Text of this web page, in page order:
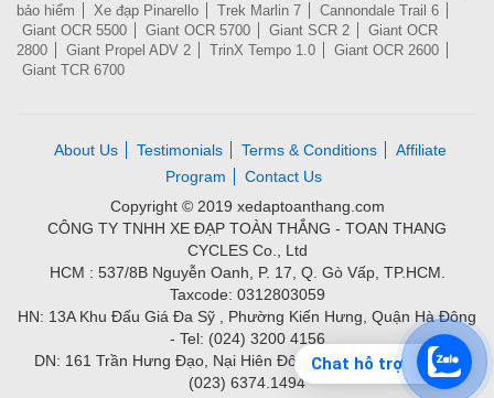
Chat hỗ trợ
bảo hiểm
Xe đạp Pinarello Trek Marlin 7
Cannondale Trail 6
Giant OCR 5500
Giant OCR 5700 Giant SCR 2
Giant OCR
2800
Giant Propel ADV 2 TrinX Tempo 1.0
Giant OCR 2600
Giant TCR 6700
About Us Testimonials Terms & Conditions
Affiliate
Program
Contact Us
Copyright © 2019 xedaptoanthang.com
CÔNG TY TNHH XE ĐẠP TOÀN THẮNG - TOAN THANG
CYCLES Co., Ltd
HCM : 537/8B Nguyễn Oanh, P. 17, Q. Gò Vấp, TP.HCM.
Taxcode: 0312803059
HN: 13A Khu Đấu Giá Đa Sỹ , Phường Kiến Hưng, Quận Hà Đông
- Tel: (024) 3200 4156
DN: 161 Trần Hưng Đạo, Nại Hiên Đông, Quận Sơn Trà - Tel:
(023) 6374.1494